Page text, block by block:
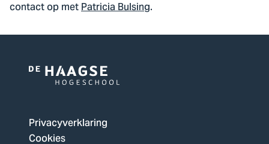
contact op metPatricia Bulsing.
Logo
De
Haagse
Privacyverklaring
Cookies